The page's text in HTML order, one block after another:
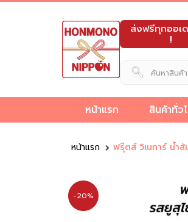
ส่งฟรีทุกออเ
!
ขายส่ง
อาหาร
แข็ง
วัตถุดิบอาหาร
เค
ญี่
หน้าแรก สินค้าทั่ว
หน้าแรก ฟรุ๊ตส์ วิเนการ์ น้ำ
-20%